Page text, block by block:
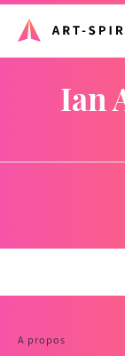
Ian
A propos